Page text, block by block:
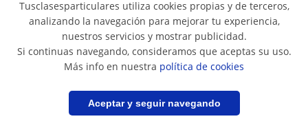
Guardar búsqueda
Cómo funciona
Acceso profesores
Acceso a alumnos
Tusclases en el mundo
Tusclasesparticulares utiliza cookies propias y de terceros,
analizando la navegación para mejorar tu experiencia,
nuestros servicios y mostrar publicidad.
Si continuas navegando, consideramos que aceptas su uso.
Más info en nuestra política de cookies
Aceptar y seguir navegando